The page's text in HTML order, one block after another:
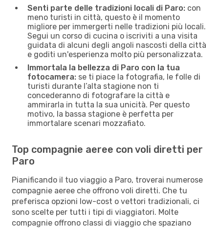
Senti parte delle tradizioni locali di Paro: con
meno turisti in città, questo è il momento
migliore per immergerti nelle tradizioni più locali.
Segui un corso di cucina o iscriviti a una visita
guidata di alcuni degli angoli nascosti della città
e goditi un'esperienza molto più personalizzata.
Immortala la bellezza di Paro con la tua
fotocamera: se ti piace la fotografia, le folle di
turisti durante l’alta stagione non ti
concederanno di fotografare la città e
ammirarla in tutta la sua unicità. Per questo
motivo, la bassa stagione è perfetta per
immortalare scenari mozzafiato.
Top compagnie aeree con voli diretti per
Paro
Pianificando il tuo viaggio a Paro, troverai numerose
compagnie aeree che offrono voli diretti. Che tu
preferisca opzioni low-cost o vettori tradizionali, ci
sono scelte per tutti i tipi di viaggiatori. Molte
compagnie offrono classi di viaggio che spaziano